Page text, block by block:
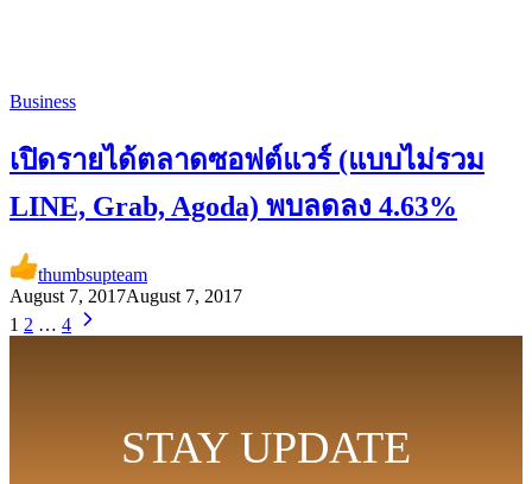
Business
เปิดรายได้ตลาดซอฟต์แวร์ (แบบไม่รวม
LINE, Grab, Agoda) พบลดลง 4.63%
thumbsupteam
August 7, 2017August 7, 2017
1 2 … 4
STAY UPDATE